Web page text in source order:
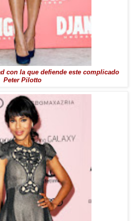
con la que defiende este complicado
Peter Pilotto